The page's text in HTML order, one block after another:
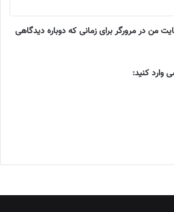
من در مرورگر برای زمانی که دوباره دیدگاهی
وارد کنید: